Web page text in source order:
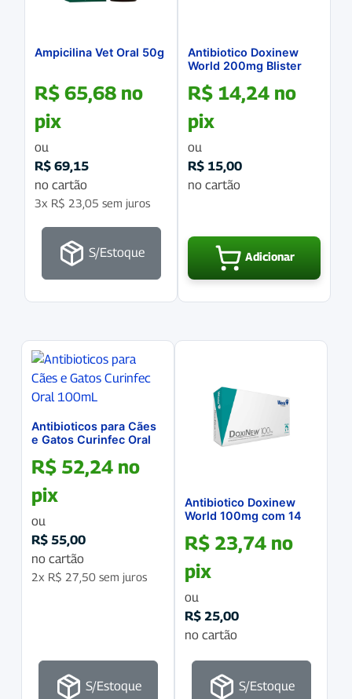
Ampicilina Vet Oral 50g
R$ 65,68 no
pix
ou
R$ 69,15
no cartão
3x R$ 23,05 sem juros
S/Estoque
Antibiotico Doxinew
World 200mg Blister
R$ 14,24 no
pix
ou
R$ 15,00
no cartão
Adicionar
Antibioticos para Cães
e Gatos Curinfec Oral
R$ 52,24 no
pix
ou
R$ 55,00
no cartão
2x R$ 27,50 sem juros
S/Estoque
Antibiotico Doxinew
World 100mg com 14
R$ 23,74 no
pix
ou
R$ 25,00
no cartão
S/Estoque